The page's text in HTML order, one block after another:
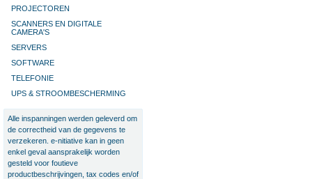
PROJECTOREN
SCANNERS EN DIGITALE
CAMERA'S
SERVERS
SOFTWARE
TELEFONIE
UPS & STROOMBESCHERMING
Alle inspanningen werden geleverd om
de correctheid van de gegevens te
verzekeren. e-nitiative kan in geen
enkel geval aansprakelijk worden
gesteld voor foutieve
productbeschrijvingen, tax codes en/of